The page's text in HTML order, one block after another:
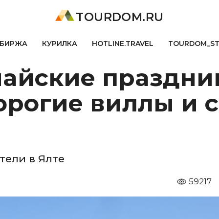
TOURDOM.RU
КУРИЛКА HOTLINE.TRAVEL
виллы и
в Ялте
59217